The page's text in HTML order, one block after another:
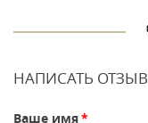
НАПИСАТЬ ОТЗЫВ
Ваше имя